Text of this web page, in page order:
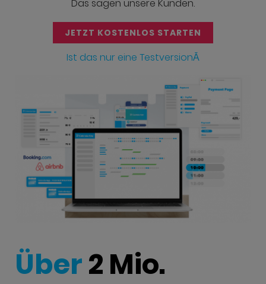
Das sagen unsere Kunden.
JETZT KOSTENLOS STARTEN
Ist das nur eine TestversionĀ
Über2 Mio.